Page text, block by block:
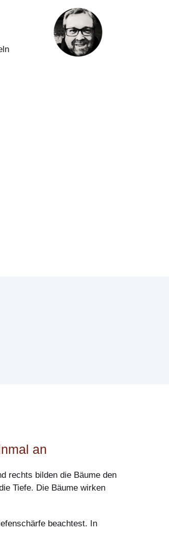
an
rechts bilden die Bäume den
Tiefe. Die Bäume wirken
beachtest. In